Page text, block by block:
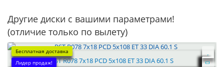
Другие диски с вашими параметрами!
(отличие только по вылету)
Бесплатная доставка
Лидер продаж!RST R078 7x18 PCD 5x108 ET 33 DIA 60.1 S